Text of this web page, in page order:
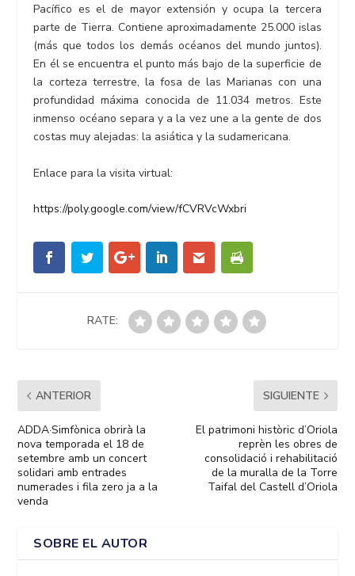
Pacífico es el de mayor extensión y ocupa la tercera
parte de Tierra. Contiene aproximadamente 25.000 islas
(más que todos los demás océanos del mundo juntos).
En él se encuentra el punto más bajo de la superficie de
la corteza terrestre, la fosa de las Marianas con una
profundidad máxima conocida de 11.034 metros. Este
inmenso océano separa y a la vez une a la gente de dos
costas muy alejadas: la asiática y la sudamericana.
Enlace para la visita virtual:
https://poly.google.com/view/fCVRVcWxbri
RATE:
ANTERIOR
ADDA·Simfònica obrirà la
nova temporada el 18 de
setembre amb un concert
solidari amb entrades
numerades i fila zero ja a la
venda
SIGUIENTE
El patrimoni històric d’Oriola
reprèn les obres de
consolidació i rehabilitació
de la muralla de la Torre
Taifal del Castell d’Oriola
SOBRE EL AUTOR